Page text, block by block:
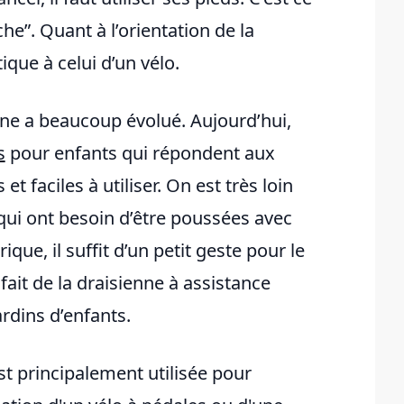
Quant à l’orientation de la
à celui d’un vélo.
a beaucoup évolué. Aujourd’hui,
pour enfants qui répondent aux
faciles à utiliser. On est très loin
ont besoin d’être poussées avec
il suffit d’un petit geste pour le
de la draisienne à assistance
d’enfants.
principalement utilisée pour